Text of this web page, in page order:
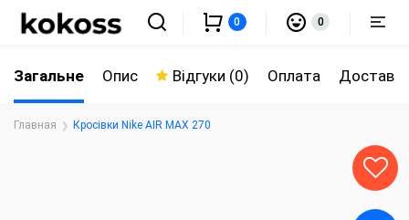
0 0
Главная Кросівки Nike AIR MAX 270
Загальне Опис Відгуки (0) Оплата